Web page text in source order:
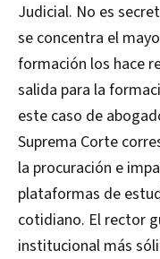
Judicial. No es
se concentra el
formación los hace
salida para la
este caso de
Suprema Corte
la procuración e
plataformas de
cotidiano. El rector
institucional más